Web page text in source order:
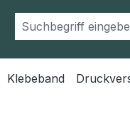
Klebeband